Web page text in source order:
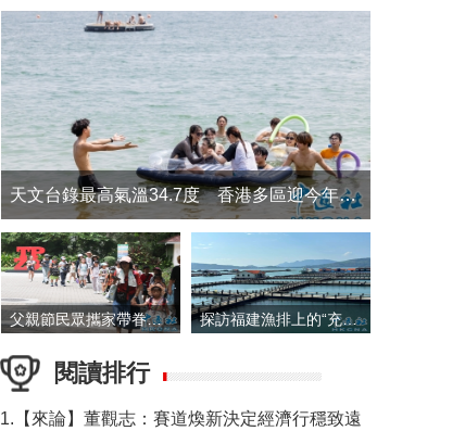
天文台錄最高氣溫34.7度 香港多區迎今年最熱一天
父親節民眾攜家帶眷出遊 探訪福建漁排上的“充電寶”
閱讀排行
1.【來論】董觀志：賽道煥新決定經濟行穩致遠